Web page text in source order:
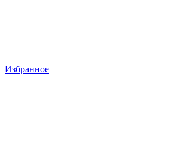
Избранное